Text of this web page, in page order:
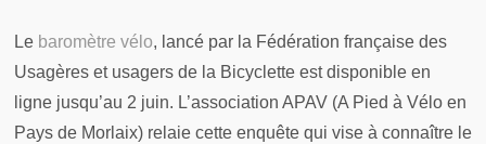
Le baromètre vélo, lancé par la Fédération française des
Usagères et usagers de la Bicyclette est disponible en
ligne jusqu’au 2 juin. L’association APAV (A Pied à Vélo en
Pays de Morlaix) relaie cette enquête qui vise à connaître le